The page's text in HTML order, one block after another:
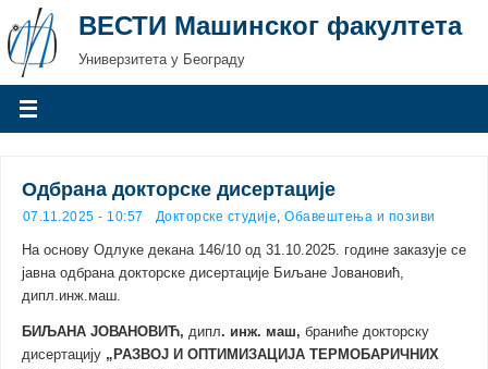
ВЕСТИ Машинског факултета
Универзитета у Београду
Одбрана докторске дисертације
07.11.2025 - 10:57 Докторске студије,Обавештења и позиви
На основу Одлуке декана 146/10 од 31.10.2025. године заказује се
јавна одбрана докторске дисертације Биљане Јовановић,
дипл.инж.маш.
БИЉАНА ЈОВАНОВИЋ, дипл. инж. маш, браниће докторску
дисертацију „РАЗВОЈ И ОПТИМИЗАЦИЈА ТЕРМОБАРИЧНИХ